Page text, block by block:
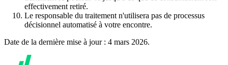
effectivement retiré.
Le responsable du traitement n'utilisera pas de processus
décisionnel automatisé à votre encontre.
Date de la dernière mise à jour : 4 mars 2026.